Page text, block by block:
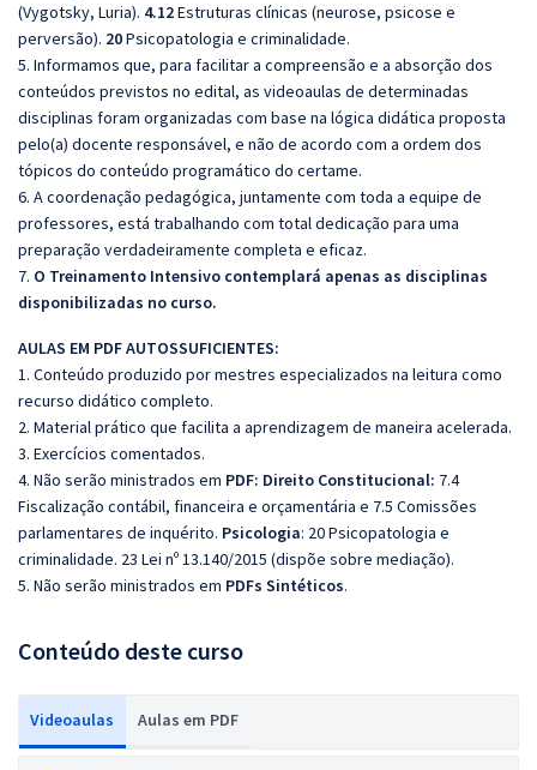
(Vygotsky, Luria). 4.12Estruturas clínicas (neurose, psicose e
perversão). 20Psicopatologia e criminalidade.
5. Informamos que, para facilitar a compreensão e a absorção dos
conteúdos previstos no edital, as videoaulas de determinadas
disciplinas foram organizadas com base na lógica didática proposta
pelo(a) docente responsável, e não de acordo com a ordem dos
tópicos do conteúdo programático do certame.
6. A coordenação pedagógica, juntamente com toda a equipe de
professores, está trabalhando com total dedicação para uma
preparação verdadeiramente completa e eficaz.
7. O Treinamento Intensivo contemplará apenas as disciplinas
disponibilizadas no curso.
AULAS EM PDF AUTOSSUFICIENTES:
1. Conteúdo produzido por mestres especializados na leitura como
recurso didático completo.
2. Material prático que facilita a aprendizagem de maneira acelerada.
3. Exercícios comentados.
4. Não serão ministrados em PDF: Direito Constitucional: 7.4
Fiscalização contábil, financeira e orçamentária e 7.5 Comissões
parlamentares de inquérito. Psicologia: 20 Psicopatologia e
criminalidade. 23 Lei nº 13.140/2015 (dispõe sobre mediação).
5. Não serão ministrados em PDFs Sintéticos.
Conteúdo deste curso
Videoaulas Aulas em PDF